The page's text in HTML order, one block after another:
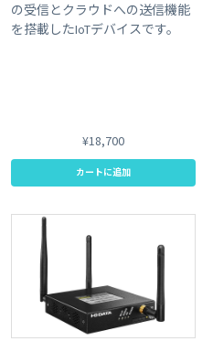
の受信とクラウドへの送信機能
を搭載したIoTデバイスです。
¥18,700
カートに追加